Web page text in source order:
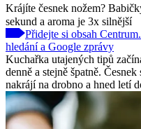
Krájíte česnek nožem?
sekund a aroma je 3x silnější
Přidejte si obsah
hledání a Google zprávy
Kuchařka utajených tipů
denně a stejně špatně.
nakrájí na drobno a hned letí